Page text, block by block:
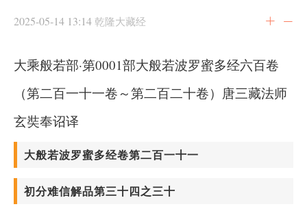
2025-05-14 13:14 乾隆大藏经
大乘般若部·第0001部大般若波罗蜜多经六百卷
（第二百一十一卷～第二百二十卷）唐三藏法师
玄奘奉诏译
大般若波罗蜜多经卷第二百一十一
初分难信解品第三十四之三十